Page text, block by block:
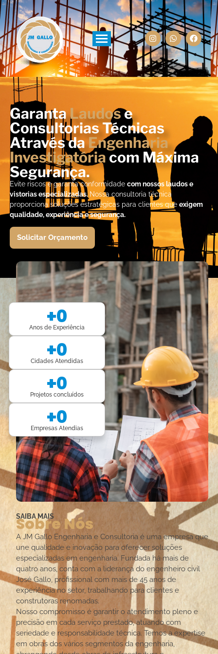
GarantaLaudose
Consultorias Técnicas
Através daEngenharia
Investigatória com Máxima
Segurança.
Evite riscos e garanta conformidade com nossos laudos e
vistorias especializadas. Nossa consultoria técnica
proporciona soluções estratégicas para clientes que exigem
qualidade, experiência e segurança.
Solicitar Orçamento
+0
Anos de Experiência
+0
Cidades Atendidas
+0
Projetos concluídos
+0
Empresas Atendias
SAIBA MAIS
Sobre Nós
A JM Gallo Engenharia e Consultoria é uma empresa que
une qualidade e inovação para oferecer soluções
especializadas em engenharia. Fundada há mais de
quatro anos, conta com a liderança do engenheiro civil
José Gallo, profissional com mais de 45 anos de
experiência no setor, trabalhando para clientes e
construtoras renomadas.
Nosso compromisso é garantir o atendimento pleno e
precisão em cada serviço prestado, atuando com
seriedade e responsabilidade técnica. Temos a expertise
em obras dos vários segmentos da engenharia,